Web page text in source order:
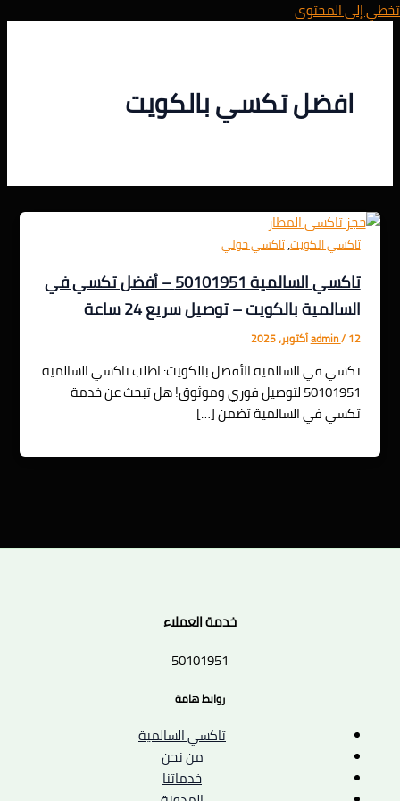
تخطي إلى المحتوى
افضل تكسي بالكويت
تاكسي الكويت,تاكسي حولي
تاكسي السالمية 50101951 – أفضل تكسي في
السالمية بالكويت – توصيل سريع 24 ساعة
admin/12 أكتوبر، 2025
تكسي في السالمية الأفضل بالكويت: اطلب تاكسي السالمية
50101951 لتوصيل فوري وموثوق! هل تبحث عن خدمة
تكسي في السالمية تضمن […]
خدمة العملاء
50101951
روابط هامة
تاكسي السالمية
من نحن
خدماتنا